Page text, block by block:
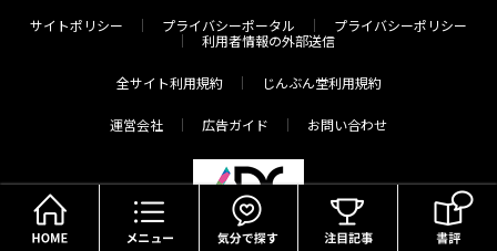
サイトポリシー プライバシーポータル
プライバシーポリシー
利用者情報の外部送信
全サイト利用規約 じんぶん堂利用規約
運営会社 広告ガイド お問い合わせ